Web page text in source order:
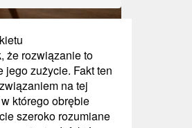
że rozwiązanie to
zużycie. Fakt ten
na tej
którego obrębie
szeroko rozumiane